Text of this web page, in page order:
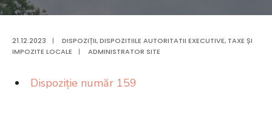
21.12.2023 | DISPOZIȚII,DISPOZITIILE AUTORITATII EXECUTIVE, TAXE ȘI
IMPOZITE LOCALE
| ADMINISTRATOR SITE
Dispoziție număr 159